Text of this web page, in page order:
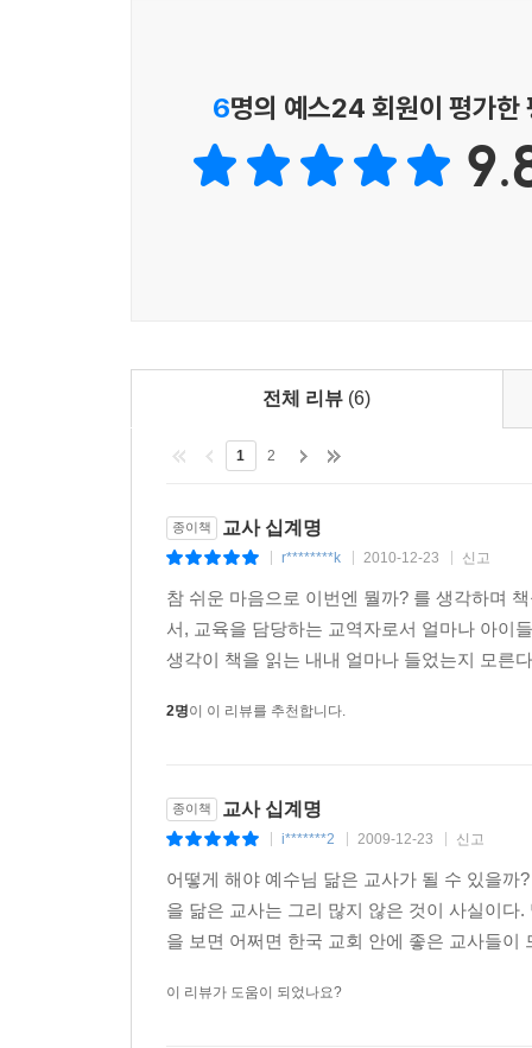
그런데도 그냥 읽다보면 ‘어떤 교사가 되어야 할
6명의 예스24 회원이 평가한
전체 리뷰 (6)
1 2
종이책 교사 십계명
r********k 2010-12-23 신고
참 쉬운 마음으로 이번엔 뭘까? 를 생각하며
서, 교육을 담당하는 교역자로서 얼마나 아이
생각이 책을 읽는 내내 얼마나 들었는지 모른
2명이 이 리뷰를 추천합니다.
종이책 교사 십계명
i*******2 2009-12-23 신고
어떻게 해야 예수님 닮은 교사가 될 수 있을
을 닮은 교사는 그리 많지 않은 것이 사실이
을 보면 어쩌면 한국 교회 안에 좋은 교사들
이 리뷰가 도움이 되었나요?